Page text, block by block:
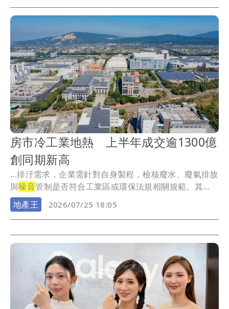
房市冷工業地熱 上半年成交逾1300億
創同期新高
...排汙需求，企業需針對自身製程，檢核廢水、廢氣排放
與噪音管制是否符合工業區或環保法規相關規範。其
四，在...
地產王 2026/07/25 18:05